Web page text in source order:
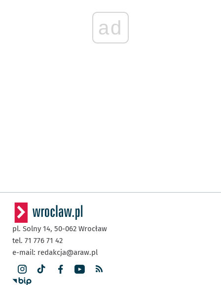
ad
pl. Solny 14, 50-062 Wrocław
tel. 71 776 71 42
e-mail: redakcja@araw.pl